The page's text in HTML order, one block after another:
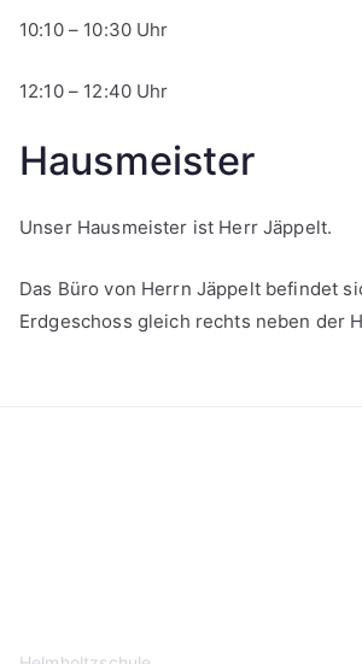
10:10 – 10:30 Uhr
12:10 – 12:40 Uhr
Hausmeister
Unser Hausmeister ist Herr Jäppelt.
Das Büro von Herrn Jäppelt befindet
Erdgeschoss gleich rechts neben der